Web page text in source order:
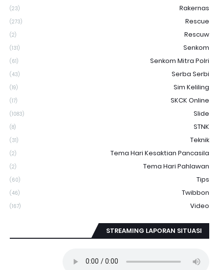
Rakernas
(23)
Rescue
(273)
Rescuw
(2)
Senkom
(131)
Senkom Mitra Polri
(61)
Serba Serbi
(43)
Sim Keliling
(19)
SKCK Online
(17)
Slide
(1083)
STNK
(8)
Teknik
(31)
Tema Hari Kesaktian Pancasila
(2)
Tema Hari Pahlawan
(2)
Tips
(60)
Twibbon
(46)
Video
(167)
STREAMING LAPORAN SITUASI